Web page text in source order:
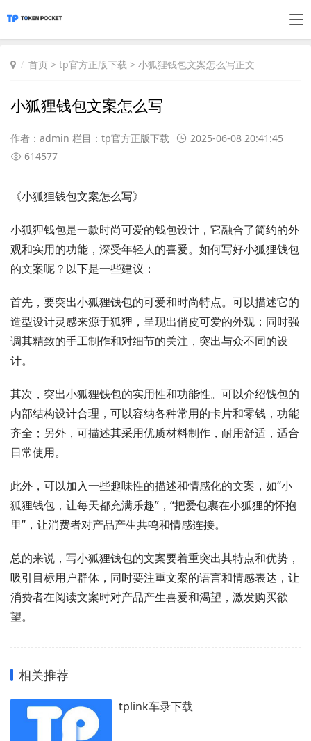
首页 > tp官方正版下载 > 小狐狸钱包文案怎么写正文
小狐狸钱包文案怎么写
作者：admin 栏目： tp官方正版下载
2025-06-08 20:41:45
614577
《小狐狸钱包文案怎么写》
小狐狸钱包是一款时尚可爱的钱包设计，它融合了简约的外
观和实用的功能，深受年轻人的喜爱。如何写好小狐狸钱包
的文案呢？以下是一些建议：
首先，要突出小狐狸钱包的可爱和时尚特点。可以描述它的
造型设计灵感来源于狐狸，呈现出俏皮可爱的外观；同时强
调其精致的手工制作和对细节的关注，突出与众不同的设
计。
其次，突出小狐狸钱包的实用性和功能性。可以介绍钱包的
内部结构设计合理，可以容纳各种常用的卡片和零钱，功能
齐全；另外，可描述其采用优质材料制作，耐用舒适，适合
日常使用。
此外，可以加入一些趣味性的描述和情感化的文案，如“小
狐狸钱包，让每天都充满乐趣”，“把爱包裹在小狐狸的怀抱
里”，让消费者对产品产生共鸣和情感连接。
总的来说，写小狐狸钱包的文案要着重突出其特点和优势，
吸引目标用户群体，同时要注重文案的语言和情感表达，让
消费者在阅读文案时对产品产生喜爱和渴望，激发购买欲
望。
相关推荐
tplink车录下载